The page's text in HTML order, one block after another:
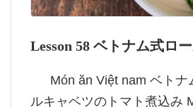
Lesson 58 ベトナム式ロ
Món ăn Việt nam ベトナ
ルキャベツのトマト煮込み